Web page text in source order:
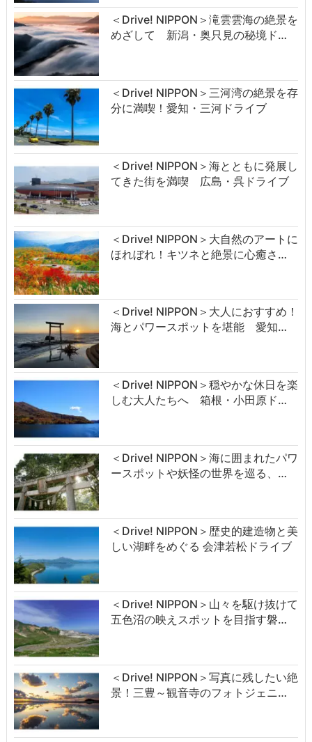
＜Drive! NIPPON＞滝雲雲海の絶景を
めざして 新潟・奥只見の秘境ド…
＜Drive! NIPPON＞三河湾の絶景を存
分に満喫！愛知・三河ドライブ
＜Drive! NIPPON＞海とともに発展し
てきた街を満喫 広島・呉ドライブ
＜Drive! NIPPON＞大自然のアートに
ほれぼれ！キツネと絶景に心癒さ…
＜Drive! NIPPON＞大人におすすめ！
海とパワースポットを堪能 愛知…
＜Drive! NIPPON＞穏やかな休日を楽
しむ大人たちへ 箱根・小田原ド…
＜Drive! NIPPON＞海に囲まれたパワ
ースポットや妖怪の世界を巡る、…
＜Drive! NIPPON＞歴史的建造物と美
しい湖畔をめぐる 会津若松ドライブ
＜Drive! NIPPON＞山々を駆け抜けて
五色沼の映えスポットを目指す磐…
＜Drive! NIPPON＞写真に残したい絶
景！三豊～観音寺のフォトジェニ…